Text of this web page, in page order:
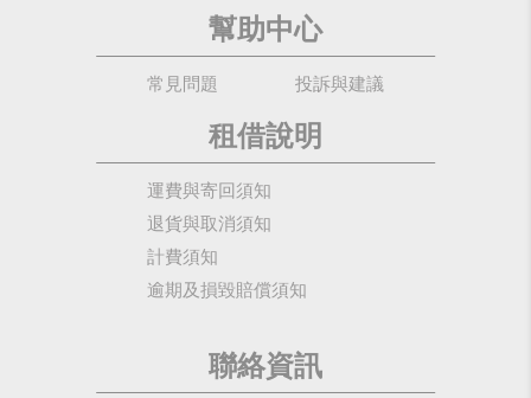
幫助中心
常見問題 投訴與建議
租借說明
運費與寄回須知
退貨與取消須知
計費須知
逾期及損毀賠償須知
聯絡資訊